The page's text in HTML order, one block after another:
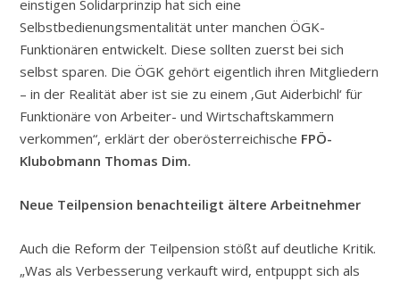
einstigen Solidarprinzip hat sich eine
Selbstbedienungsmentalität unter manchen ÖGK-
Funktionären entwickelt. Diese sollten zuerst bei sich
selbst sparen. Die ÖGK gehört eigentlich ihren Mitgliedern
– in der Realität aber ist sie zu einem ‚Gut Aiderbichl‘ für
Funktionäre von Arbeiter- und Wirtschaftskammern
verkommen“, erklärt der oberösterreichische FPÖ-
Klubobmann Thomas Dim.
Neue Teilpension benachteiligt ältere Arbeitnehmer
Auch die Reform der Teilpension stößt auf deutliche Kritik.
„Was als Verbesserung verkauft wird, entpuppt sich als